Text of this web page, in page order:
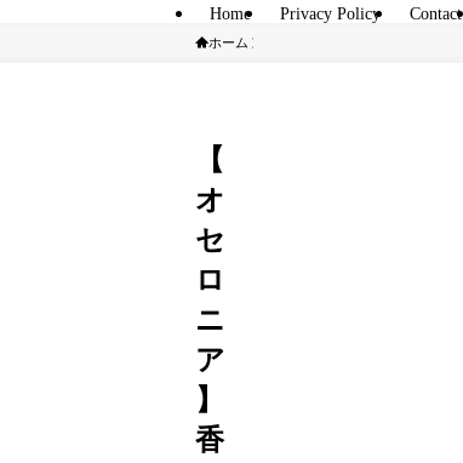
Home Privacy Policy Contact
ホーム
【
オ
セ
ロ
ニ
ア
】
香